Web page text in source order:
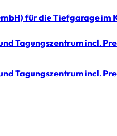
für die Tiefgarage im
Tagungszentrum incl.
Tagungszentrum incl.